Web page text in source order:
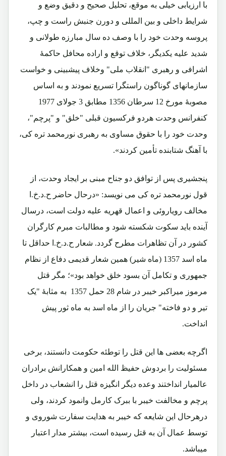
با ارزیابی خیلی به موقع، تحلیل صحیح و دقیق وضع و
شرایط داخلی و بین المللی و دورن جنبش راست و چپ،
پروسه وحدت خود را با وصف ده سال مبارزه طولانی و
شدید علیه یکدیگر، خلاف توقع و اراده محافل حاکمۀ
اشرافی و رهبری "انقلاب ملی" وخلاف پیشبینی و خواست
سازمانهای گوناگون راستگرا تسریع نمودند و به اساس
مصوبۀ مورخ 12 سرطان 1356 مطابق 3 جولای 1977
کنفرانس وحدت هردو فرکسیون قبلی "خلق" و "پرچم"،
وحدت خود را با حقوق مساوی به رهبری نورمحمد تره کی،
با آهنگ شتابنده تأمین کردند».
پنجشیری پس از توافق دو جناح مبنی بر ایجاد وحدت، از
قول نورمحمد تره کی می نویسد: «درحال حاضر ح.د.خ.ا
مخالف رویاروئی و اعمال قهریه علیه دولت است، درسال
آینده باید سکوت شکسته شود و مطالبات مبرم کارگران
کشور در آن تظاهرات مطرح گردد. شعار ح.د.خ.ا حداقل تا
ماه اسد 1357 (ماه شیر) همین شعار قدیمی دفاع از نظام
جمهوری و تکامل آن بسود خلق خواهد بود»؛ مگر قتل
مرموز میراکبر خیبر در شام 28 حمل 1357 به مثابۀ "یک
تیر و دو فاخته" جریان را از ماه اسد به ماه ثور پیش
انداخت.
اگرچه بعضی ها این قتل را توطئه حکومت دانستند، برخی
مسئولیت را بردوش حفیظ الله امین و همکارانش برادران
عالمیار انداختند وعده دیگر انگیزه قتل را انشعاب در داخل
پرچم و مخالفت خیبر با ببرک کارمل وانمود کردند، ولی
درهرحال این شایعه که خیبر به هدایت سفارت شوروی و
توسط عمال آن به قتل رسیده است، بیشتر مدار اعتبار
میباشد.